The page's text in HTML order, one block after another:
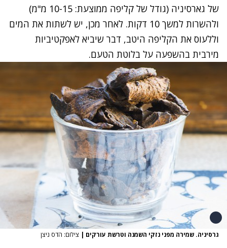
של גארסיניה (גודל של קליפה ממוצעת: 10-15 מ"מ)
ולהשרות למשך 10 דקות. לאחר מכן, יש לשתות את המים
וללעוס את הקליפה היטב, דבר שיביא לאפקטיביות
מירבית בהשפעה על בלוטת הטעם.
גרסיניה. שמירה מפני נזקי השמנה וטרשת עורקים | צילום: הדס ניצן